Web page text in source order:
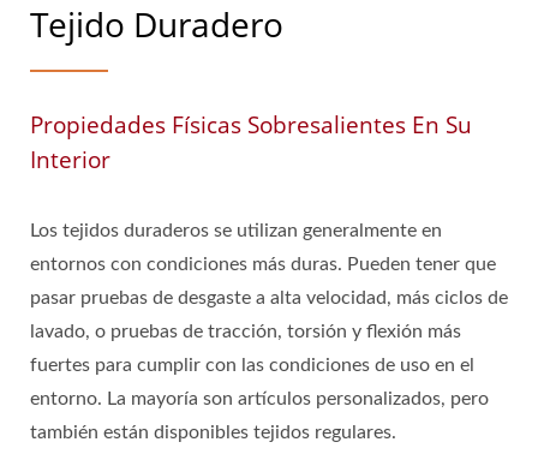
Tejido Duradero
Propiedades Físicas Sobresalientes En Su
Interior
Los tejidos duraderos se utilizan generalmente en
entornos con condiciones más duras. Pueden tener que
pasar pruebas de desgaste a alta velocidad, más ciclos de
lavado, o pruebas de tracción, torsión y flexión más
fuertes para cumplir con las condiciones de uso en el
entorno. La mayoría son artículos personalizados, pero
también están disponibles tejidos regulares.